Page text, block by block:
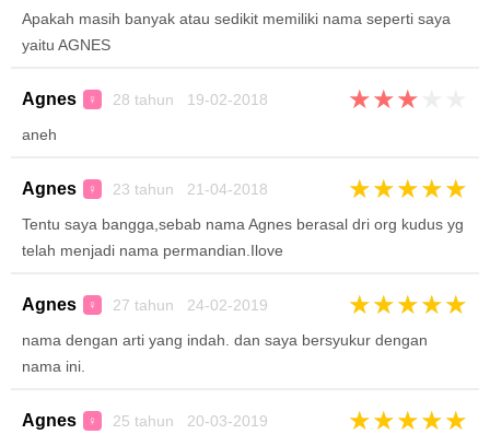
Apakah masih banyak atau sedikit memiliki nama seperti saya
yaitu AGNES
Agnes ♀ 28 tahun 19-02-2018 ★★★
aneh
Agnes ♀ 23 tahun 21-04-2018 ★★★★★
Tentu saya bangga,sebab nama Agnes berasal dri org kudus yg
telah menjadi nama permandian.Ilove
Agnes ♀ 27 tahun 24-02-2019 ★★★★★
nama dengan arti yang indah. dan saya bersyukur dengan
nama ini.
Agnes ♀ 25 tahun 20-03-2019 ★★★★★